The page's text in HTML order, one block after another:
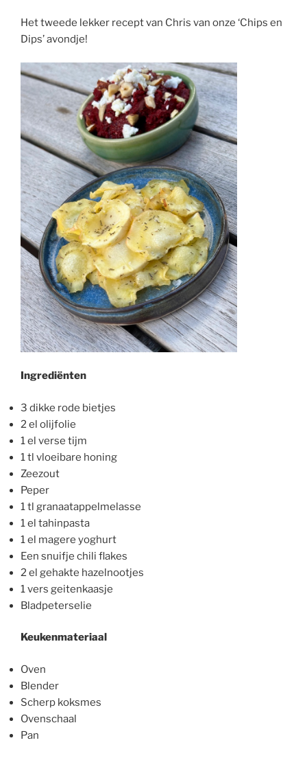
Het tweede lekker recept van Chris van onze ‘Chips en
Dips’ avondje!
Ingrediënten
3 dikke rode bietjes
2 el olijfolie
1 el verse tijm
1 tl vloeibare honing
Zeezout
Peper
1 tl granaatappelmelasse
1 el tahinpasta
1 el magere yoghurt
Een snuifje chili flakes
2 el gehakte hazelnootjes
1 vers geitenkaasje
Bladpeterselie
Keukenmateriaal
Oven
Blender
Scherp koksmes
Ovenschaal
Pan